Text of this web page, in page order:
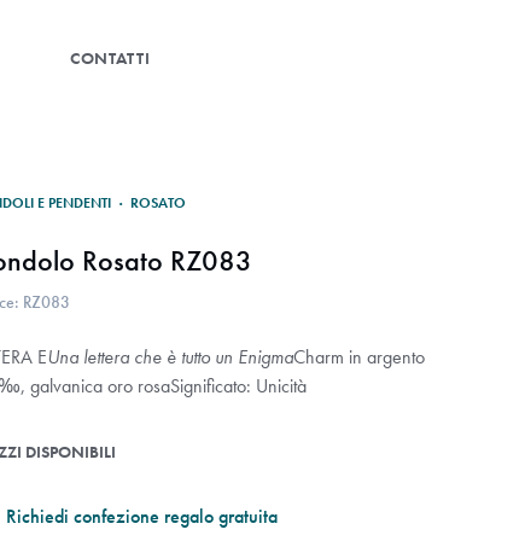
CONTATTI
E PENDENTI · ROSATO
Rosato RZ083
RZ083
EUna lettera che è tutto un EnigmaCharm in argento
galvanica oro rosaSignificato: Unicità
DISPONIBILI
Richiedi confezione regalo gratuita